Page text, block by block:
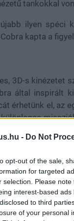
- Do Not
opt-out of the sale,
for targeted
selection. Please
interest-based
to third
of your personal
tankokkal
ilyen spéci
kapta a
3D-s kinézetet
által inspirált
érhetünk el, az
a markunkat,
és még nagy
ki a srácok.